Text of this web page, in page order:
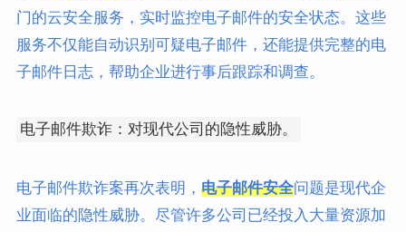
门的云安全服务，实时监控电子邮件的安全状态。这些
服务不仅能自动识别可疑电子邮件，还能提供完整的电
子邮件日志，帮助企业进行事后跟踪和调查。
电子邮件欺诈：对现代公司的隐性威胁。
电子邮件欺诈案再次表明， 电子邮件安全问题是现代企
业面临的隐性威胁。尽管许多公司已经投入大量资源加